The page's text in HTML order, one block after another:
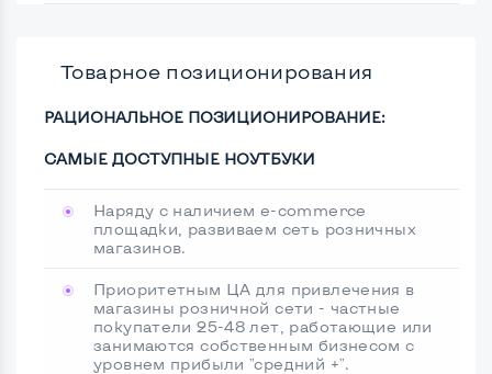
Товарное позиционирования
РАЦИОНАЛЬНОЕ ПОЗИЦИОНИРОВАНИЕ:
САМЫЕ ДОСТУПНЫЕ НОУТБУКИ
Наряду с наличием e-commerce
площадки, развиваем сеть розничных
магазинов.
Приоритетным ЦА для привлечения в
магазины розничной сети - частные
покупатели 25-48 лет, работающие или
занимаются собственным бизнесом с
уровнем прибыли "средний +".